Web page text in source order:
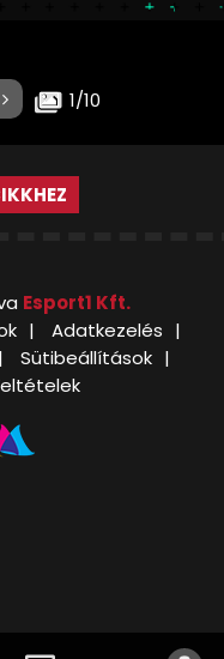
1/10
Esport1 Kft.
Adatkezelés
Sütibeállítások